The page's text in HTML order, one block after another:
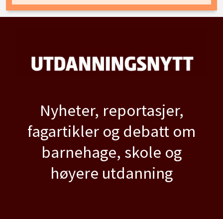
Nyheter, reportasjer,
fagartikler og debatt om
barnehage, skole og
høyere utdanning